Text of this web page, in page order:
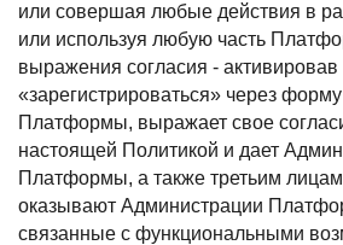
или совершая любые действия в
или используя любую часть
выражения согласия - активировав
«зарегистрироваться» через форму
Платформы, выражает свое
настоящей Политикой и дает
Платформы, а также третьим
оказывают Администрации
связанные с функциональными